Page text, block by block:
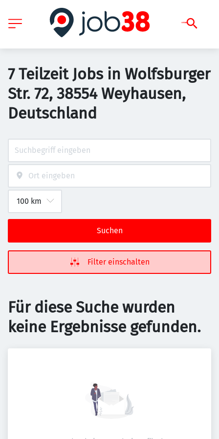
7 Teilzeit Jobs in Wolfsburger
Str. 72, 38554 Weyhausen,
Deutschland
Suchen
Filter einschalten
Für diese Suche wurden
keine Ergebnisse gefunden.